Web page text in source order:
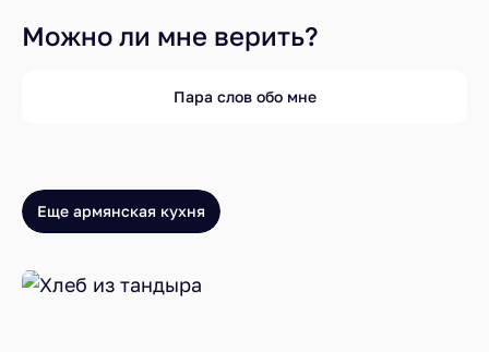
Можно ли мне верить?
Пара слов обо мне
Еще армянская кухня